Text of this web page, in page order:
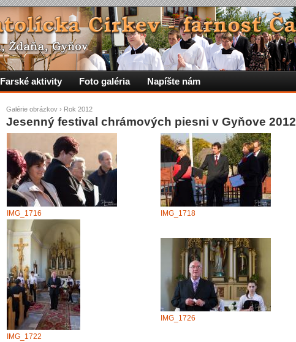
Galérie obrázkov › Rok 2012
Jesenný festival chrámových piesni v Gyňove 2012
IMG_1716 IMG_1718
IMG_1722
IMG_1726
Farské aktivity Foto galéria Napíšte nám